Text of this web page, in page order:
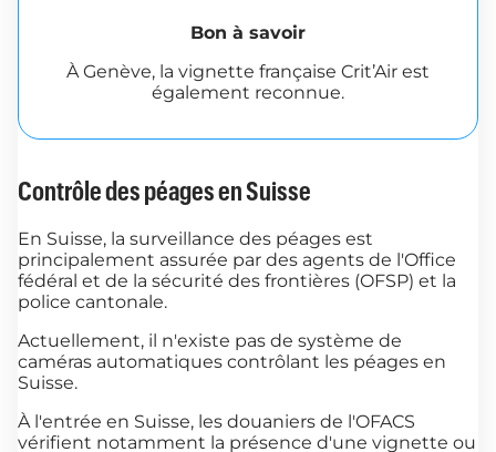
Bon à savoir
À Genève, la vignette française Crit’Air est
également reconnue.
Contrôle des péages en Suisse
En Suisse, la surveillance des péages est
principalement assurée par des agents de l'Office
fédéral et de la sécurité des frontières (OFSP) et la
police cantonale.
Actuellement, il n'existe pas de système de
caméras automatiques contrôlant les péages en
Suisse.
À l'entrée en Suisse, les douaniers de l'OFACS
vérifient notamment la présence d'une vignette ou